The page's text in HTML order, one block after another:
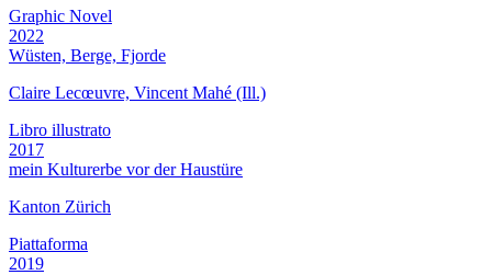
Graphic Novel
2022
Wüsten, Berge, Fjorde
Claire Lecœuvre, Vincent Mahé (Ill.)
Libro illustrato
2017
mein Kulturerbe vor der Haustüre
Kanton Zürich
Piattaforma
2019